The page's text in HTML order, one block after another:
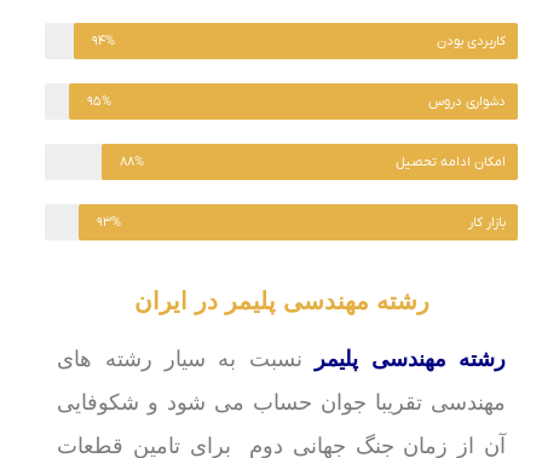
کاربردی بودن ۹۴%
دشواری دروس ۹۵%
امکان ادامه تحصیل ۸۸%
بازار کار ۹۳%
رشته مهندسی پلیمر در ایران
رشته مهندسی پلیمر
نسبت به سیار رشته های
مهندسی تقریبا جوان حساب می شود و شکوفایی
آن از زمان جنگ جهانی دوم برای تامین قطعات